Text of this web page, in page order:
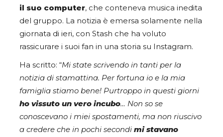
il suo computer, che conteneva musica inedita
del gruppo. La notizia è emersa solamente nella
giornata di ieri, con Stash che ha voluto
rassicurare i suoi fan in una storia su Instagram.
Ha scritto: “Mi state scrivendo in tanti per la
notizia di stamattina. Per fortuna io e la mia
famiglia stiamo bene! Purtroppo in questi giorni
ho vissuto un vero incubo… Non so se
conoscevano i miei spostamenti, ma non riuscivo
a credere che in pochi secondi mi stavano